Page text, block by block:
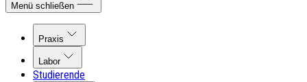
Menü schließen
Praxis
Labor
Studierende